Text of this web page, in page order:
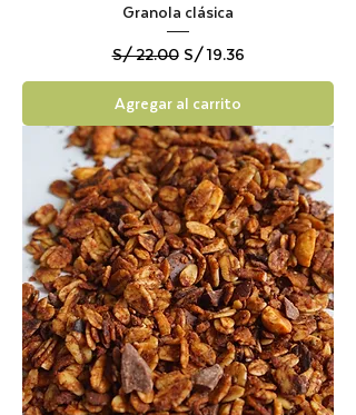
Granola clásica
Precio
S/ 22.00 Precio de oferta
S/ 19.36
Agregar al carrito